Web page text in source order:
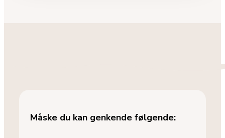
Måske du kan genkende følgende: